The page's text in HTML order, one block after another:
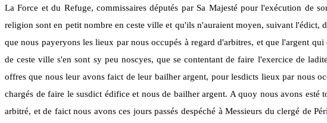
La Force et du Refuge, commissaires députés par Sa Majesté pour l'exécution de
religion sont en petit nombre en ceste ville et qu'ils n'auraient moyen, suivant l'édict,
que nous payeryons les lieux par nous occupés à regard d'arbitres, et que l'argent
de ceste ville s'en sont sy peu noscyes, que se contentant de faire l'exercice de
offres que nous leur avons faict de leur bailher argent, pour lesdicts lieux par nous
chargés de faire le susdict édifice et nous de bailher argent. A quoy nous avons
arbitré, et de faict nous avons ces jours passés despéché à Messieurs du clergé de